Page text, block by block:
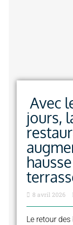
Avec
jours,
8 avril 2026
Le retour